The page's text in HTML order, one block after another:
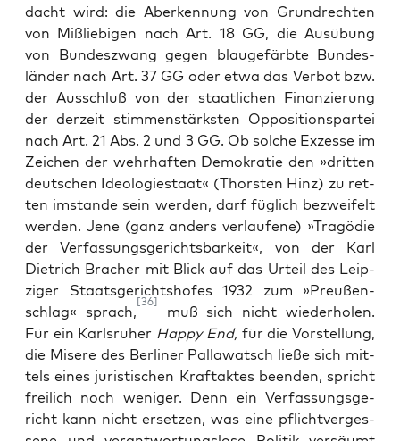
dacht wird: die Aberken­nung von Grund­rech­ten
von Miß­li­e­bi­gen nach Art. 18 GG, die Aus­übung
von Bun­des­zwang gegen blau­ge­färb­te Bun­des­
län­der nach Art. 37 GG oder etwa das Ver­bot bzw.
der Aus­schluß von der staat­li­chen Finan­zie­rung
der der­zeit stim­men­stärks­ten Oppo­si­ti­ons­par­tei
nach Art. 21 Abs. 2 und 3 GG. Ob sol­che Exzes­se im
Zei­chen der wehr­haf­ten Demo­kra­tie den »drit­ten
deut­schen Ideo­lo­gie­staat« (Thors­ten Hinz) zu ret­
ten imstan­de sein wer­den, darf füg­lich bezwei­felt
wer­den. Jene (ganz anders ver­lau­fe­ne) »Tra­gö­die
der Ver­fas­sungs­ge­richts­bar­keit«, von der Karl
Diet­rich Bra­cher mit Blick auf das Urteil des Leip­
zi­ger Staats­ge­richts­ho­fes 1932 zum »Preu­ßen­
schlag« sprach,
[36]
muß sich nicht wie­der­ho­len.
Für ein Karls­ru­her Hap­py End,für die Vor­stel­lung,
die Mise­re des Ber­li­ner Pal­la­watsch lie­ße sich mit­
tels eines juris­ti­schen Kraft­ak­tes been­den, spricht
frei­lich noch weni­ger. Denn ein Ver­fas­sungs­ge­
richt kann nicht erset­zen, was eine pflicht­ver­ges­